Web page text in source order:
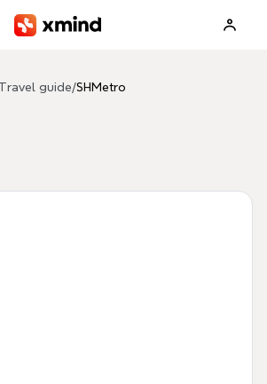
Travel guide/SHMetro